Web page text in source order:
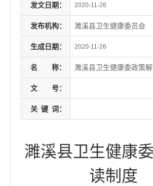
发文日期： 2020-11-26
发布机构： 濉溪县卫生健康委员会
生成日期： 2020-11-26
名 称： 濉溪县卫生健康委政策
文 号：
关 键 词：
濉溪县卫生健康
读制度